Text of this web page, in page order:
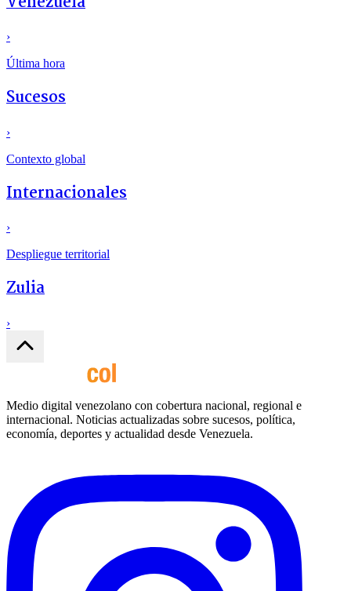
›
Última hora
Sucesos
›
Contexto global
Internacionales
›
Despliegue territorial
Zulia
›
Medio digital venezolano con cobertura nacional, regional e
internacional. Noticias actualizadas sobre sucesos, política,
economía, deportes y actualidad desde Venezuela.